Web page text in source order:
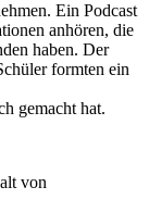
Ein Podcast
anhören, die
haben. Der
formten ein
gemacht hat.
von